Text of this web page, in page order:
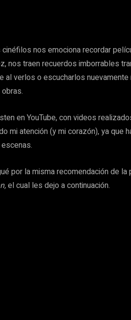
nos emociona recordar
nos traen recuerdos imborrables
al verlos o escucharlos
en YouTube, con videos
mi atención (y mi corazón), ya que
por la misma recomendación de
el cual les dejo a continuación.